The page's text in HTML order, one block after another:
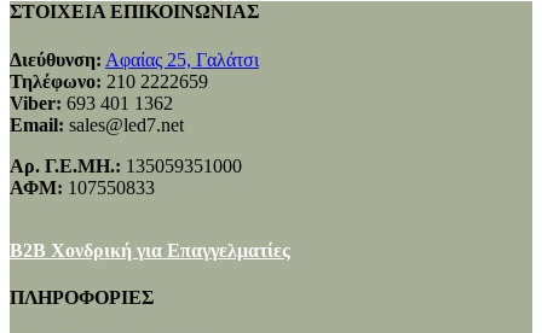
ΣΤΟΙΧΕΙΑ ΕΠΙΚΟΙΝΩΝΙΑΣ
Διεύθυνση: Αφαίας 25, Γαλάτσι
Τηλέφωνο: 210 2222659
Viber: 693 401 1362
Email: sales@led7.net
Αρ. Γ.Ε.ΜΗ.: 135059351000
ΑΦΜ: 107550833
B2B Χονδρική για Επαγγελματίες
ΠΛΗΡΟΦΟΡΙΕΣ